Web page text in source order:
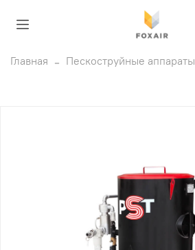
Главная Пескоструйные аппараты